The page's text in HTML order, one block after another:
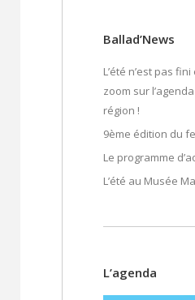
Ballad’News
L’été n’est pas
zoom sur
région !
9ème édition du
Le programme
L’été au Musée
L’agenda